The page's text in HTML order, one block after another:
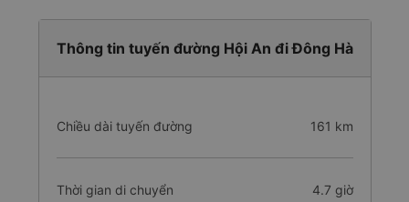
Thông tin tuyến đường Hội An đi Đông Hà
Chiều dài tuyến đường 161 km
Thời gian di chuyển 4.7 giờ